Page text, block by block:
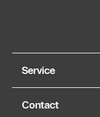
Service
Contact